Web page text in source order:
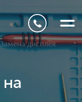
Замена дисплея